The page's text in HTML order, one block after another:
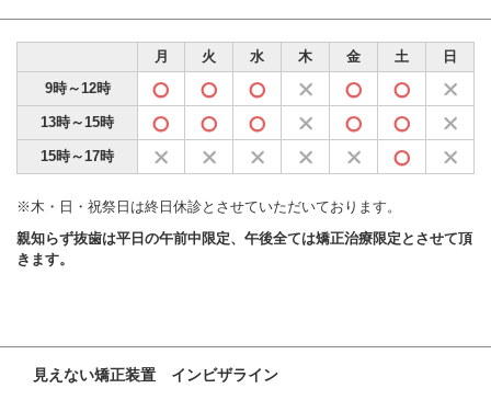
月 火 水 木 金 土
日
9時～12時
13時～15時
15時～17時
※木・日・祝祭日は終日休診とさせていただいております。
親知らず抜歯は平日の午前中限定、午後全ては矯正治療限定とさせて頂
きます。
見えない矯正装置 インビザライン